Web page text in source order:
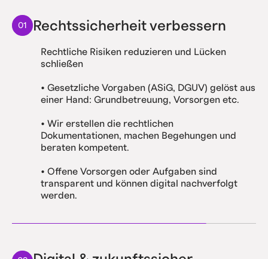
01 Rechtssicherheit verbessern
Rechtliche Risiken reduzieren und Lücken
schließen
• Gesetzliche Vorgaben (ASiG, DGUV) gelöst aus
einer Hand: Grundbetreuung, Vorsorgen etc.
• Wir erstellen die rechtlichen
Dokumentationen, machen Begehungen und
beraten kompetent.
• Offene Vorsorgen oder Aufgaben sind
transparent und können digital nachverfolgt
werden.